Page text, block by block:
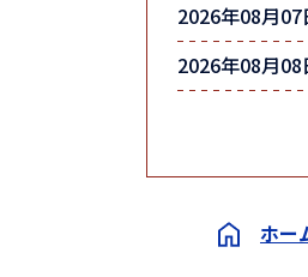
2026年08月
2026年08月
ホー